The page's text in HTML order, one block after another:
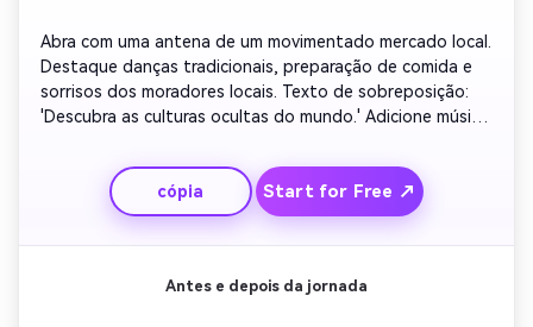
Abra com uma antena de um movimentado mercado local.
Destaque danças tradicionais, preparação de comida e
sorrisos dos moradores locais. Texto de sobreposição:
'Descubra as culturas ocultas do mundo.' Adicione música
out no logotipo da sua agência e no site para reservas.
cópia
Start for Free ↗
Antes e depois da jornada